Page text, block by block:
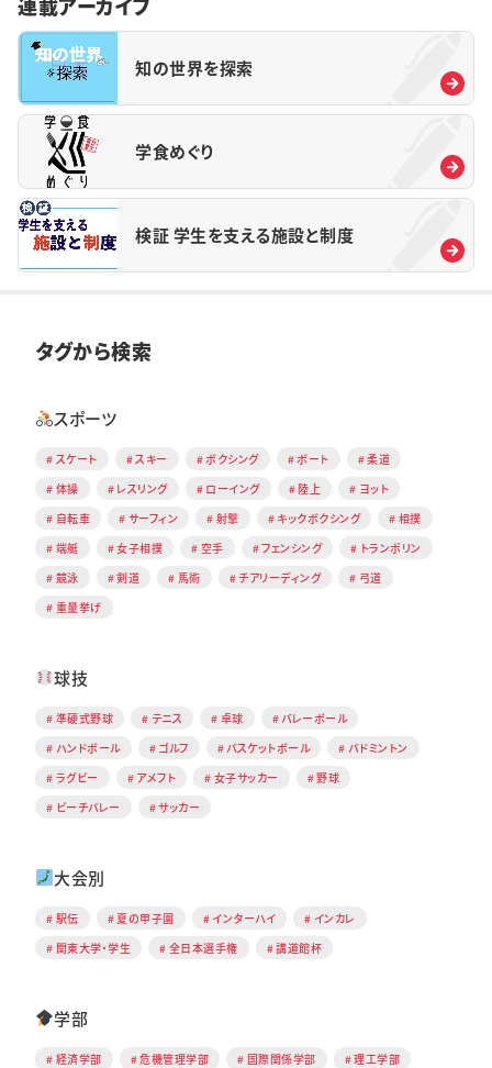
知の世界を探索
学食めぐり
検証 学生を支える施設と制度
タグから検索
スポーツ
スケート スキー ボクシング ボート
柔道
体操
レスリング ローイング 陸上
ヨット
自転車
サーフィン 射撃 キックボクシング
相撲
端艇
女子相撲 空手 フェンシング
トランポリン
競泳
剣道 馬術 チアリーディング
弓道
重量挙げ
球技
準硬式野球 テニス 卓球
バレーボール
ハンドボール
ゴルフ バスケットボール
バドミントン
ラグビー
アメフト 女子サッカー
野球
ビーチバレー
サッカー
大会別
駅伝 夏の甲子園 インターハイ
インカレ
関東大学・学生
全日本選手権 講道館杯
学部
経済学部 危機管理学部 国際関係学部
理工学部